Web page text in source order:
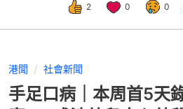
2 0 0
港聞 社會新聞
手足口病｜本周首5天